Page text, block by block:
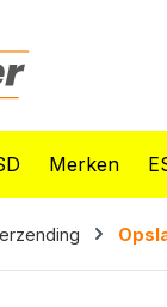
Merken